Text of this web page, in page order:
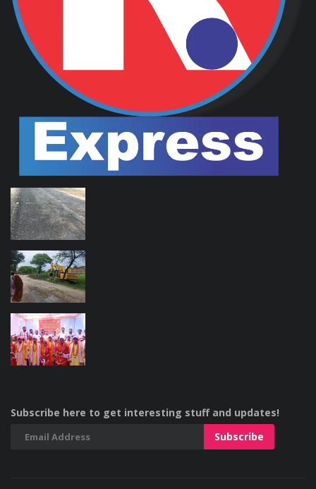
Subscribe here to get interesting stuff and updates!